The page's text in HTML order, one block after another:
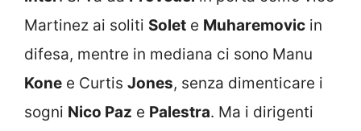
Martinez ai soliti Solet e Muharemovic in
difesa, mentre in mediana ci sono Manu
Kone e Curtis Jones, senza dimenticare i
sogni Nico Paz e Palestra. Ma i dirigenti